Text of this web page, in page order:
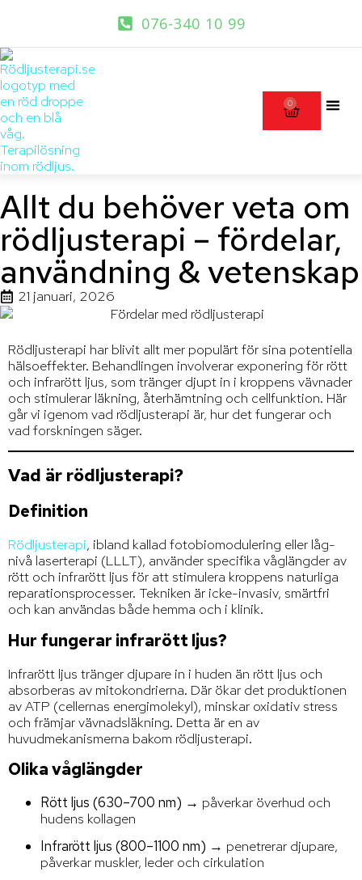
076-340 10 99
0
Allt du behöver veta om
rödljusterapi – fördelar,
användning & vetenskap
21 januari, 2026
Rödljusterapi har blivit allt mer populärt för sina potentiella
hälsoeffekter. Behandlingen involverar exponering för rött
och infrarött ljus, som tränger djupt in i kroppens vävnader
och stimulerar läkning, återhämtning och cellfunktion. Här
går vi igenom vad rödljusterapi är, hur det fungerar och
vad forskningen säger.
Vad är rödljusterapi?
Definition
Rödljusterapi, ibland kallad fotobiomodulering eller låg-
nivå laserterapi (LLLT), använder specifika våglängder av
rött och infrarött ljus för att stimulera kroppens naturliga
reparationsprocesser. Tekniken är icke-invasiv, smärtfri
och kan användas både hemma och i klinik.
Hur fungerar infrarött ljus?
Infrarött ljus tränger djupare in i huden än rött ljus och
absorberas av mitokondrierna. Där ökar det produktionen
av ATP (cellernas energimolekyl), minskar oxidativ stress
och främjar vävnadsläkning. Detta är en av
huvudmekanismerna bakom rödljusterapi.
Olika våglängder
Rött ljus (630–700 nm) → påverkar överhud och
hudens kollagen
Infrarött ljus (800–1100 nm) → penetrerar djupare,
påverkar muskler, leder och cirkulation